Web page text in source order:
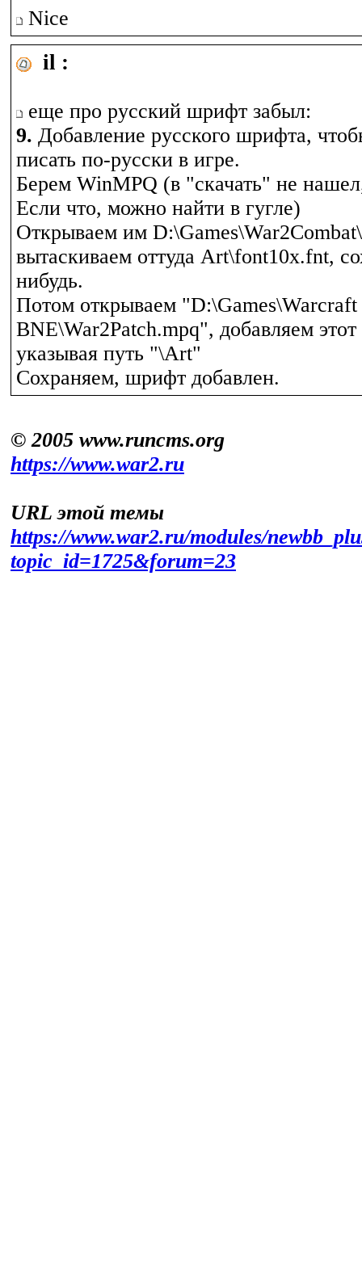
Nice
il :
еще про русский шрифт забыл:
9. Добавление русского шрифта,
писать по-русски в игре.
Берем WinMPQ (в "скачать" не
Если что, можно найти в гугле)
Открываем им
вытаскиваем оттуда Art\font10x.fnt,
нибудь.
Потом открываем
BNE\War2Patch.mpq", добавляем
указывая путь "\Art"
Сохраняем, шрифт добавлен.
© 2005 www.runcms.org
https://www.war2.ru
URL этой темы
https://www.war2.ru/modules/
topic_id=1725&forum=23